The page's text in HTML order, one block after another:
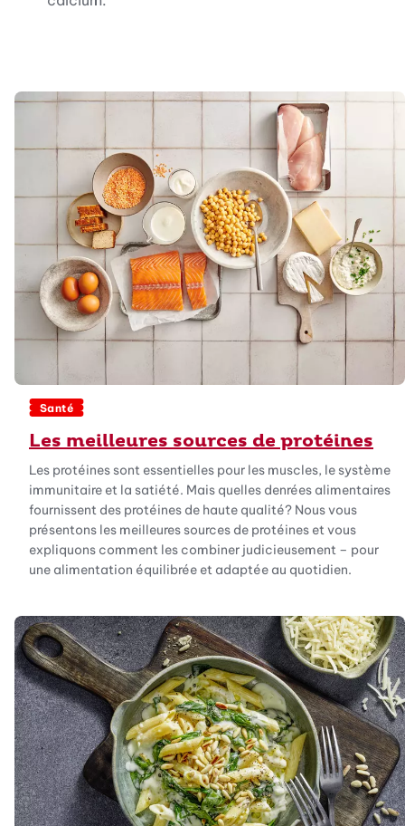
Santé
Les meilleures sources de protéines
Les protéines sont essentielles pour les muscles, le système
immunitaire et la satiété. Mais quelles denrées alimentaires
fournissent des protéines de haute qualité? Nous vous
présentons les meilleures sources de protéines et vous
expliquons comment les combiner judicieusement – pour
une alimentation équilibrée et adaptée au quotidien.